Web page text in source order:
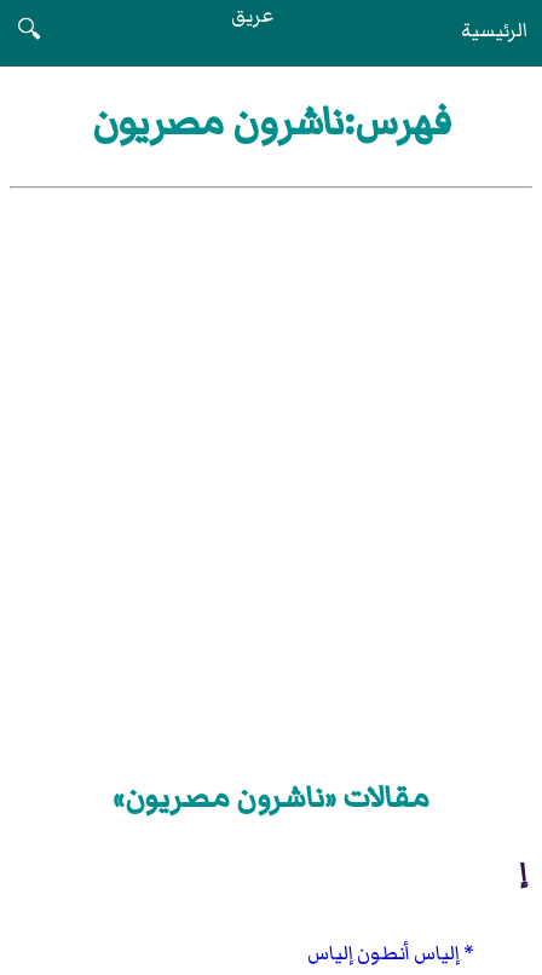
الرئيسية عريق
🔍
فهرس:ناشرون مصريون
مقالات «ناشرون مصريون»
إ
إلياس أنطون إلياس